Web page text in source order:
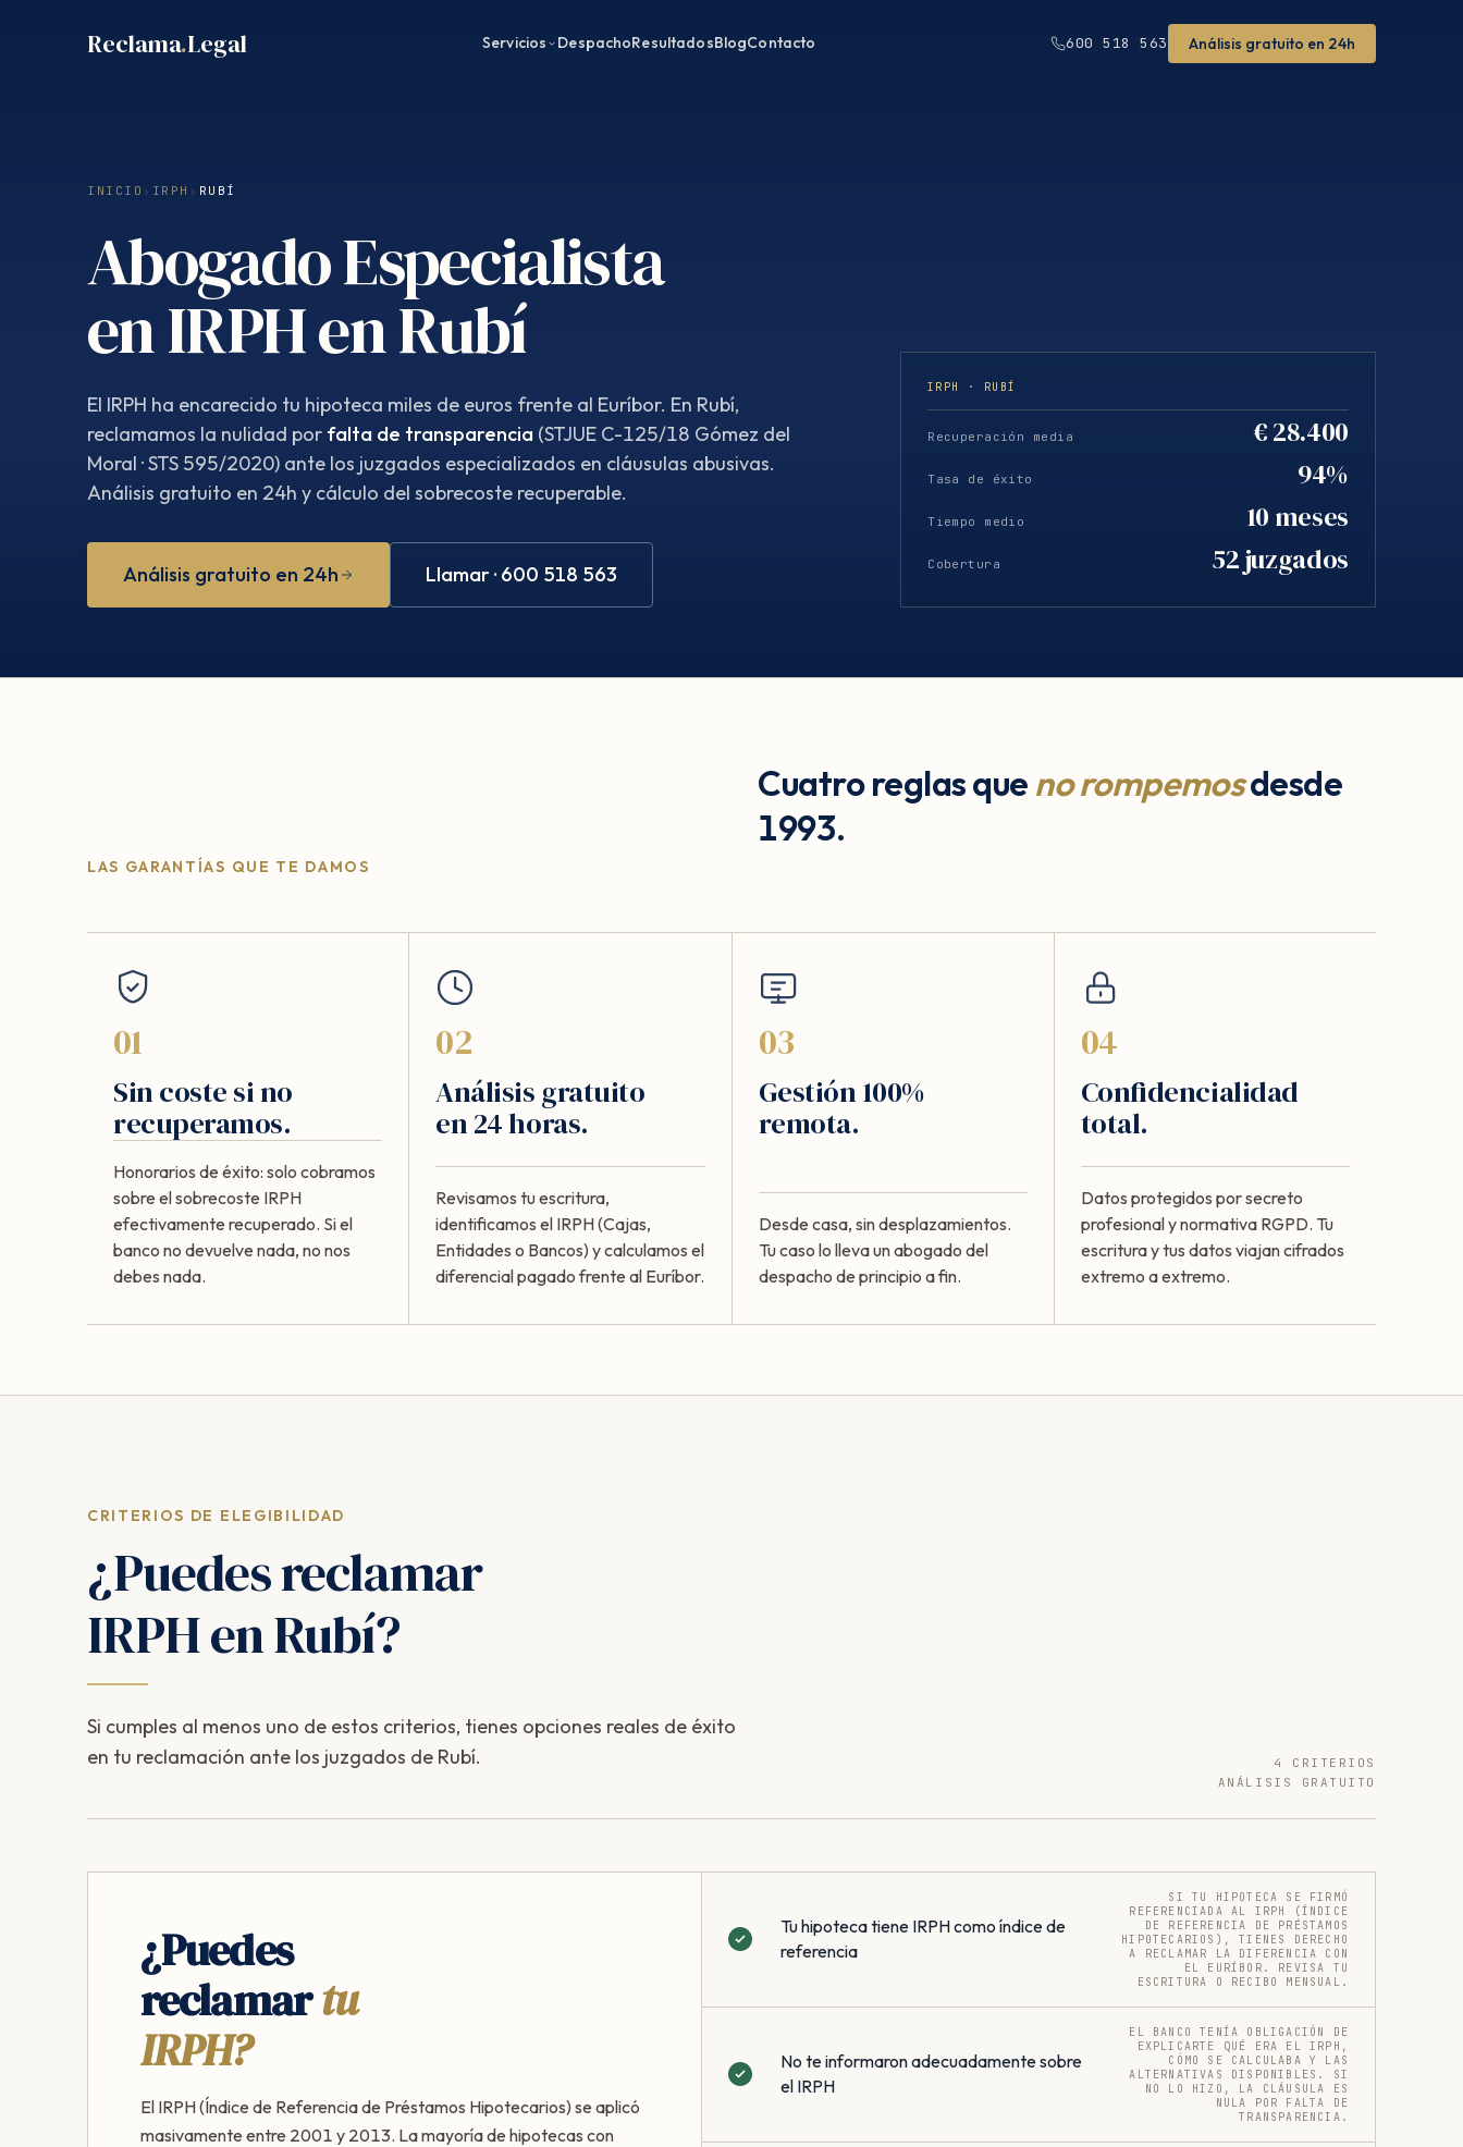
Reclama.Legal Servicios DespachoResultadosBlogContacto 600 518 563 Análisis gratuito en 24h
INICIO › IRPH › RUBÍ
Abogado Especialista
en IRPH en Rubí
El IRPH ha encarecido tu hipoteca miles de euros frente al Euríbor. En Rubí,
reclamamos la nulidad por falta de transparencia (STJUE C-125/18 Gómez del
Moral · STS 595/2020) ante los juzgados especializados en cláusulas abusivas.
Análisis gratuito en 24h y cálculo del sobrecoste recuperable.
Análisis gratuito en 24h Llamar · 600 518 563
IRPH · RUBÍ
Recuperación media € 28.400
Tasa de éxito 94%
Tiempo medio 10 meses
Cobertura 52 juzgados
LAS GARANTÍAS QUE TE DAMOS
Cuatro reglas que no rompemosdesde
1993.
01
Sin coste si no
recuperamos.
Honorarios de éxito: solo cobramos
sobre el sobrecoste IRPH
efectivamente recuperado. Si el
banco no devuelve nada, no nos
debes nada.
02
Análisis gratuito
en 24 horas.
Revisamos tu escritura,
identificamos el IRPH (Cajas,
Entidades o Bancos) y calculamos el
diferencial pagado frente al Euríbor.
03
Gestión 100%
remota.
Desde casa, sin desplazamientos.
Tu caso lo lleva un abogado del
despacho de principio a fin.
04
Confidencialidad
total.
Datos protegidos por secreto
profesional y normativa RGPD. Tu
escritura y tus datos viajan cifrados
extremo a extremo.
CRITERIOS DE ELEGIBILIDAD
¿Puedes reclamar
IRPH en Rubí?
Si cumples al menos uno de estos criterios, tienes opciones reales de éxito
en tu reclamación ante los juzgados de Rubí.
4 CRITERIOS
ANÁLISIS GRATUITO
¿Puedes
reclamartu
IRPH?
El IRPH (Índice de Referencia de Préstamos Hipotecarios) se aplicó
masivamente entre 2001 y 2013. La mayoría de hipotecas con
Tu hipoteca tiene IRPH como índice de
referencia
SI TU HIPOTECA SE FIRMÓ
REFERENCIADA AL IRPH (ÍNDICE
DE REFERENCIA DE PRÉSTAMOS
HIPOTECARIOS), TIENES DERECHO
A RECLAMAR LA DIFERENCIA CON
EL EURÍBOR. REVISA TU
ESCRITURA O RECIBO MENSUAL.
No te informaron adecuadamente sobre
el IRPH
EL BANCO TENÍA OBLIGACIÓN DE
EXPLICARTE QUÉ ERA EL IRPH,
CÓMO SE CALCULABA Y LAS
ALTERNATIVAS DISPONIBLES. SI
NO LO HIZO, LA CLÁUSULA ES
NULA POR FALTA DE
TRANSPARENCIA.